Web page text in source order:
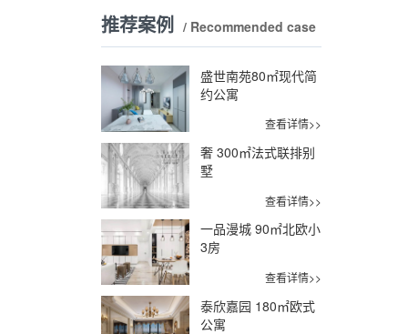
推荐案例 / Recommended case
盛世南苑80㎡现代简
约公寓
查看详情>>
奢 300㎡法式联排别
墅
查看详情>>
一品漫城 90㎡北欧小
3房
查看详情>>
泰欣嘉园 180㎡欧式
公寓